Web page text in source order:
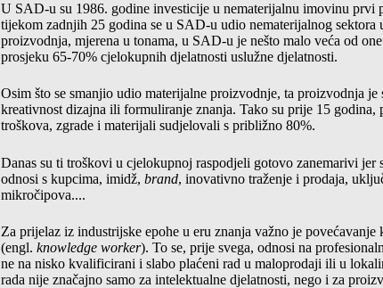
U SAD-u su 1986. godine investicije u nematerijalnu imovinu prvi
tijekom zadnjih 25 godina se u SAD-u udio nematerijalnog
proizvodnja, mjerena u tonama, u SAD-u je nešto malo veća od
prosjeku 65-70% cjelokupnih djelatnosti uslužne djelatnosti.
Osim što se smanjio udio materijalne proizvodnje, ta proizvodnja je
kreativnost dizajna ili formuliranje znanja. Tako su prije 15
troškova, zgrade i materijali sudjelovali s približno 80%.
Danas su ti troškovi u cjelokupnoj raspodjeli gotovo zanemarivi jer
odnosi s kupcima, imidž, brand, inovativno traženje i prodaja,
mikročipova....
Za prijelaz iz industrijske epohe u eru znanja važno je
(engl. knowledge worker). To se, prije svega, odnosi na
ne na nisko kvalificirani i slabo plaćeni rad u maloprodaji ili u
rada nije značajno samo za intelektualne djelatnosti, nego i za